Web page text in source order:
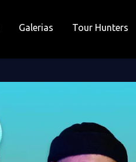
Galerias Tour Hunters